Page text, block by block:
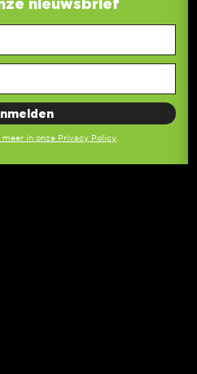
nieuwsbrief
meer in onze Privacy Policy.